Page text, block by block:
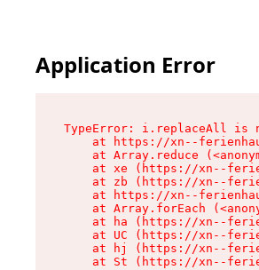
Application Error
TypeError: i.replaceAll is
at https://xn--
at Array.reduce
at xe (https://xn--
at zb (https://xn--
at https://xn--
at Array.forEach
at ha (https://xn--
at UC (https://xn--
at hj (https://xn--
at St (https://xn--